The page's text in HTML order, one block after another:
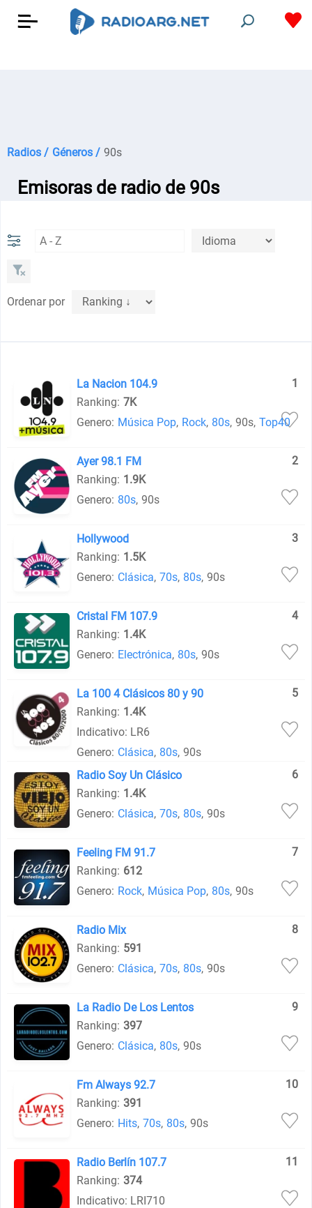
Radios / Géneros / 90s
Emisoras de radio de 90s
Ordenar por
La Nacion 104.9
1
Ranking: 7K
Genero: Música Pop, Rock, 80s, 90s, Top40
Ayer 98.1 FM
2
Ranking: 1.9K
Genero: 80s, 90s
Hollywood
3
Ranking: 1.5K
Genero: Clásica, 70s, 80s, 90s
Cristal FM 107.9
4
Ranking: 1.4K
Genero: Electrónica, 80s, 90s
La 100 4 Clásicos 80 y 90
5
Ranking: 1.4K
Indicativo: LR6
Genero: Clásica, 80s, 90s
Radio Soy Un Clásico
6
Ranking: 1.4K
Genero: Clásica, 70s, 80s, 90s
Feeling FM 91.7
7
Ranking: 612
Genero: Rock, Música Pop, 80s, 90s
Radio Mix
8
Ranking: 591
Genero: Clásica, 70s, 80s, 90s
La Radio De Los Lentos
9
Ranking: 397
Genero: Clásica, 80s, 90s
Fm Always 92.7
10
Ranking: 391
Genero: Hits, 70s, 80s, 90s
Radio Berlín 107.7
11
Ranking: 374
Indicativo: LRI710